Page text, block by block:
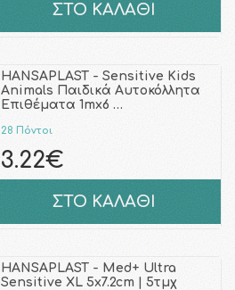
ΣΤΟ ΚΑΛΑΘΙ
HANSAPLAST - Sensitive Kids
Animals Παιδικά Αυτοκόλλητα
Επιθέματα 1mx6 …
28 Πόντοι
3.22€
ΣΤΟ ΚΑΛΑΘΙ
HANSAPLAST - Med+ Ultra
Sensitive XL 5x7.2cm | 5τμχ